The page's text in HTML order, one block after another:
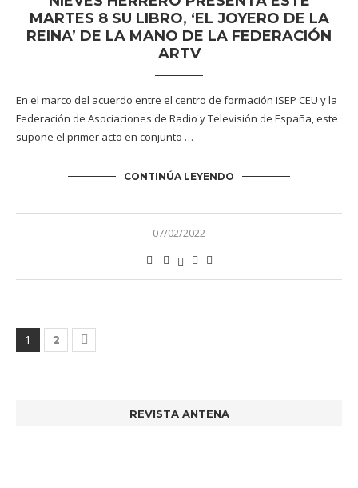
MARTES 8 SU LIBRO, ‘EL JOYERO DE LA
REINA’ DE LA MANO DE LA FEDERACIÓN
ARTV
En el marco del acuerdo entre el centro de formación ISEP CEU y la
Federación de Asociaciones de Radio y Televisión de España, este
supone el primer acto en conjunto …
CONTINÚA LEYENDO
07/02/2022
1 2
REVISTA ANTENA